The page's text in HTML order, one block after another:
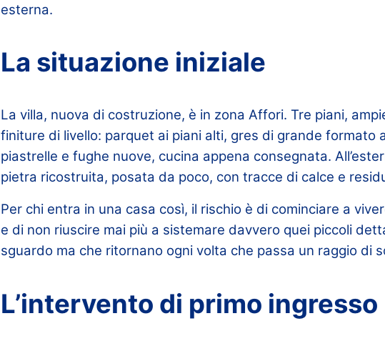
esterna.
La situazione iniziale
La villa, nuova di costruzione, è in zona Affori. Tre piani,
finiture di livello: parquet ai piani alti, gres di grande formato
piastrelle e fughe nuove, cucina appena consegnata.
pietra ricostruita, posata da poco, con tracce di calce e
Per chi entra in una casa così, il rischio è di cominciare a
e di non riuscire mai più a sistemare davvero quei piccoli
sguardo ma che ritornano ogni volta che passa un raggio di
L’intervento di primo ingresso